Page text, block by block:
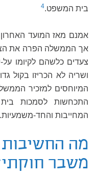
בית המשפט.4
אמנם מאז המועד
אך הממשלה הפרה את הצו
צעדים כלשהם לקיומו
ושריה לא הכריזו בקול
המיוחסים למזכיר
התכחשות לסמכות בית
המחייבות והחד-משמעיות.
מה
משבר